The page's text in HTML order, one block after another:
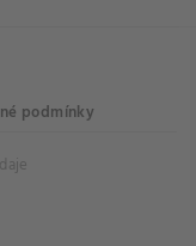
podmínky